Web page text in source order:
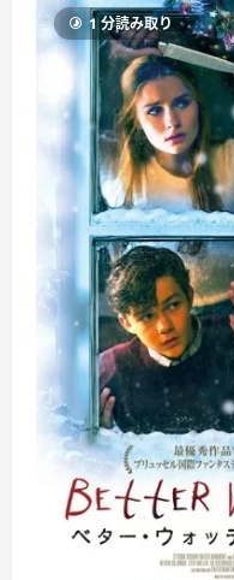
1 分読み取り